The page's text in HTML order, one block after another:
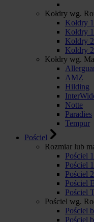
Kołdry wg.
Kołdry
Kołdry
Kołdry
Kołdry
Kołdry wg.
AMZ
Hilding
Notte
Paradies
Tempur
Pościel
Rozmiar lub
Pościel
Pościel
Pościel
Pościel
Pościel
Pościel wg.
Pościel
Pościel